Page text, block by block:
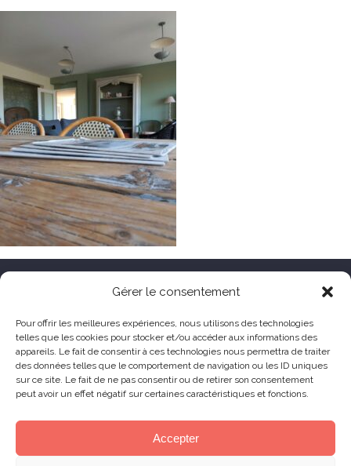
Gérer le consentement
Pour offrir les meilleures expériences, nous utilisons des technologies
telles que les cookies pour stocker et/ou accéder aux informations des
appareils. Le fait de consentir à ces technologies nous permettra de traiter
des données telles que le comportement de navigation ou les ID uniques
sur ce site. Le fait de ne pas consentir ou de retirer son consentement
peut avoir un effet négatif sur certaines caractéristiques et fonctions.
Accepter
HÔTEL LE TOËNO
Corniche de Goas Treiz
22560 Trébeurden France
+33 (0) 2 96 23 68 78
contact@hoteltoeno.com